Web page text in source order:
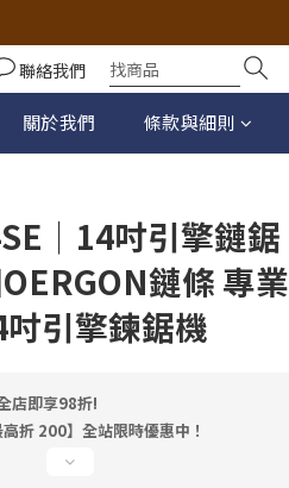
聯絡我們
關於我們 條款與細則
｜14吋引擎鏈鋸
鏈條 專業
引擎鍊鋸機
店即享98折!
折 200】全站限時優惠中！